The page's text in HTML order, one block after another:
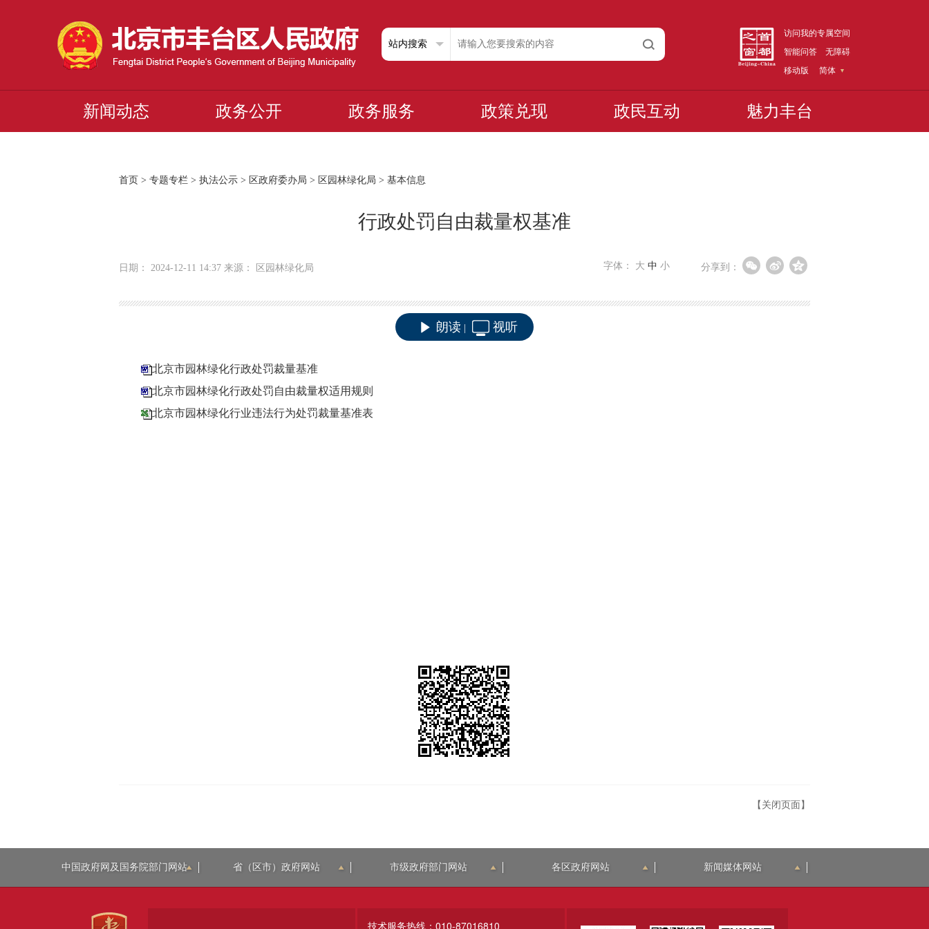
访问我的专属空间
智能问答
无障碍
移动版
简体
新闻动态 政务公开 政务服务 政策兑现 政民互动 魅力丰台
首页 > 专题专栏 > 执法公示 > 区政府委办局 > 区园林绿化局 > 基本信息
行政处罚自由裁量权基准
日期： 2024-12-11 14:37 来源： 区园林绿化局 分享到：
字体： 大 中 小
朗读 视听
北京市园林绿化行政处罚裁量基准
北京市园林绿化行政处罚自由裁量权适用规则
北京市园林绿化行业违法行为处罚裁量基准表
【关闭页面】
中国政府网及国务院部门网站 省（区市）政府网站 市级政府部门网站 各区政府网站 新闻媒体网站
技术服务热线：010-87016810